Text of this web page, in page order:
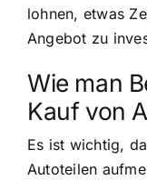
lohnen, etwas
Angebot zu
Wie man
Kauf von
Es ist wichtig,
Autoteilen